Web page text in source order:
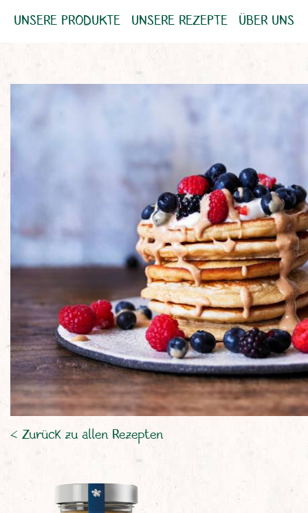
UNSERE PRODUKTE UNSERE REZEPTE ÜBER UNS
< Zurück zu allen Rezepten